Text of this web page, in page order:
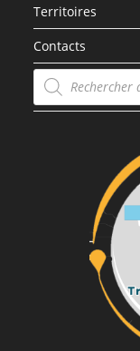
Territoires
Contacts
Recherche
de
produits